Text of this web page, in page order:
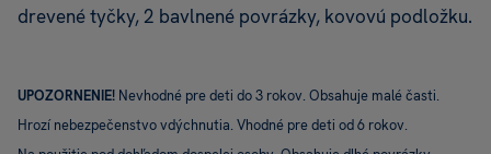
drevené tyčky, 2 bavlnené povrázky, kovovú podložku.
UPOZORNENIE! Nevhodné pre deti do 3 rokov. Obsahuje malé časti.
Hrozí nebezpečenstvo vdýchnutia. Vhodné pre deti od 6 rokov.